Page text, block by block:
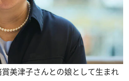
美津子さんとの娘として生まれ